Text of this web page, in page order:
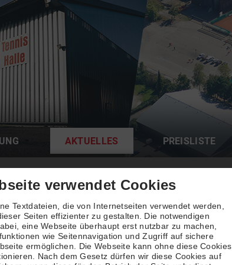
AKTUELLES PREISLISTE
verwendet Cookies
Textdateien, die von Internetseiten verwendet werden,
Seiten effizienter zu gestalten. Die notwendigen
eine Webseite überhaupt erst nutzbar zu machen,
wie Seitennavigation und Zugriff auf sichere
ermöglichen. Die Webseite kann ohne diese Cookies
Nach dem Gesetz dürfen wir diese Cookies auf